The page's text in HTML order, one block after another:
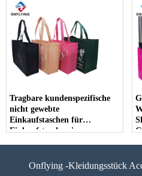
Tragbare kundenspezifische
nicht gewebte
Einkaufstaschen für
Einkaufstaschen im
Onflying -Kleidungsstück